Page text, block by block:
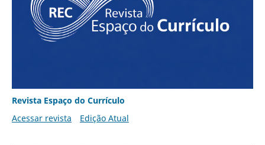
Revista Espaço do Currículo
Acessar revista
Edição Atual